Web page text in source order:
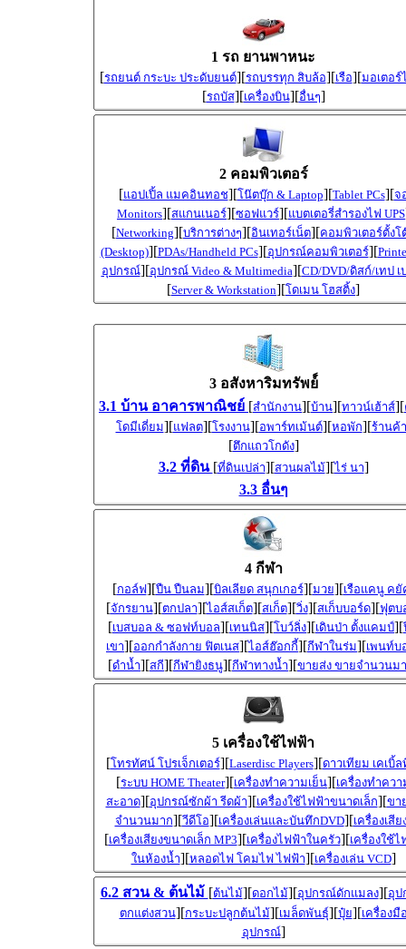
1 รถ ยานพาหนะ
[รถยนต์ กระบะ ประดับยนต์][รถบรรทุก สิบล้อ][เรือ][มอเตอร์
[รถบัส][เครื่องบิน][อื่นๆ]
2 คอมพิวเตอร์
[แอปเปิ้ล แมคอินทอช][โน๊ตบุ๊ก & Laptop][Tablet PCs][จ
Monitors][สแกนเนอร์][ซอฟแวร์][แบตเตอรี่สำรองไฟ UPS
[Networking][บริการต่างๆ][อินเทอร์เน็ต][คอมพิวเตอร์ตั้งโ
(Desktop)][PDAs/Handheld PCs][อุปกรณ์คอมพิวเตอร์][
อุปกรณ์][อุปกรณ์ Video & Multimedia][CD/DVD/ดิสก์/เทป เ
[Server & Workstation][โดเมน โฮสติ้ง]
3 อสังหาริมทรัพย์์
3.1 บ้าน อาคารพาณิชย์ [สำนักงาน][บ้าน][ทาวน์เฮ้าส์][
โดมีเดี่ยม][แฟลต][โรงงาน][อพาร์ทเม้นต์][หอพัก][ร้านค้า
[ตึกแถวโกดัง]
3.2 ที่ดิน [ที่ดินเปล่า][สวนผลไม้][ไร่ นา]
3.3 อื่นๆ
4 กีฬา
[กอล์ฟ][ปืน ปืนลม][บิลเลียด สนุกเกอร์][มวย][เรือแคนู คยั
[จักรยาน][ตกปลา][ไอส์สเก็ต][สเก็ต][วิ่ง][สเก็บบอร์ด][ฟุตบ
[เบสบอล & ซอฟท์บอล][เทนนิส][โบว์ลิ่ง][เดินป่า ตั้งแคมป์][
เขา][ออกกำลังกาย ฟิตเนส][ไอส์ฮ๊อกกี้][กีฬาในร่ม][เพนท์บ
[ดำน้ำ][สกี][กีฬายิงธนู][กีฬาทางน้ำ][ขายส่ง ขายจำนวนม
5 เครื่องใช้ไฟฟ้า
[โทรทัศน์ โปรเจ็กเตอร์][Laserdisc Players][ดาวเทียม เคเบิ้ล
[ระบบ HOME Theater][เครื่องทำความเย็น][เครื่องทำควา
สะอาด][อุปกรณ์ซักผ้า รีดผ้า][เครื่องใช้ไฟฟ้าขนาดเล็ก][ขา
จำนวนมาก][วีดีโอ][เครื่องเล่นและบันทึกDVD][เครื่องเสีย
[เครื่องเสียงขนาดเล็ก MP3][เครื่องไฟฟ้าในครัว][เครื่องใช้ไ
ในห้องน้ำ][หลอดไฟ โคมไฟ ไฟฟ้า][เครื่องเล่น VCD]
6.2 สวน & ต้นไม้ [ต้นไม้][ดอกไม้][อุปกรณ์ดักแมลง][อุ
ตกแต่งสวน][กระบะปลูกต้นไม้][เมล็ดพันธุ์][ปุ๋ย][เครื่องมื
อุปกรณ์]